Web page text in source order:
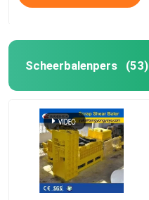
Scheerbalenpers (53)